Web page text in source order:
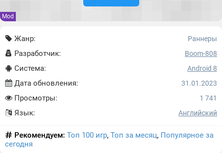
Mod
Жанр: Раннеры
Разработчик: Boom-808
Система: Android 8
Дата обновления: 31.01.2023
Просмотры: 1 741
Язык: Английский
Рекомендуем: Топ 100 игр, Топ за месяц, Популярное за
сегодня